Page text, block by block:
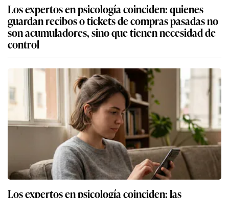
Los expertos en psicología coinciden: quienes
guardan recibos o tickets de compras pasadas no
son acumuladores, sino que tienen necesidad de
control
Los expertos en psicología coinciden: las